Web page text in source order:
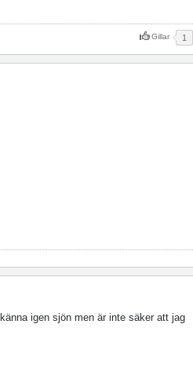
Gillar 1
igen sjön men är inte säker att jag